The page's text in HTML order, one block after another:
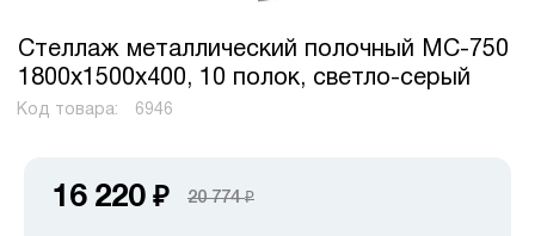
Стеллаж металлический полочный МС-750
1800х1500х400, 10 полок, светло-серый
Код товара: 6946
16 220 ₽ 20 774₽